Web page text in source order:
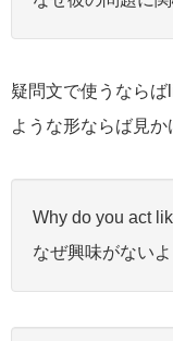
疑問文で使うなら
ような形ならば見か
Why do you act
なぜ興味がない